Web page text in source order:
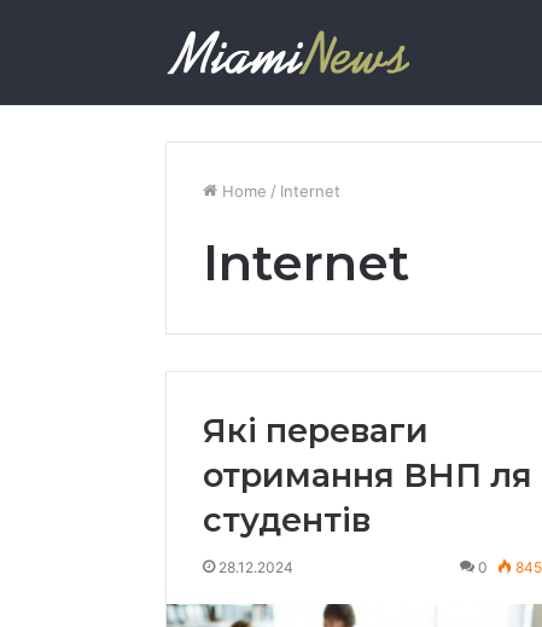
Home / Internet
Internet
Які переваги
отримання ВНП ля
студентів
28.12.2024 0 845